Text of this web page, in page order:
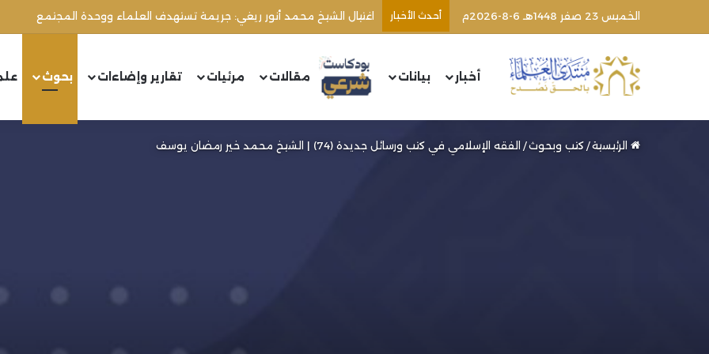
الخميس 23 صفر 1448هـ 6-8-2026م أحدث الأخبار
أخبار بيانات مقالات مرئيات تقارير وإضاءات بحوث
الرئيسية/ كتب وبحوث/ الفقه الإسلامي في كتب ورسائل جديدة (74) | الشيخ محمد خير رمضان يوسف